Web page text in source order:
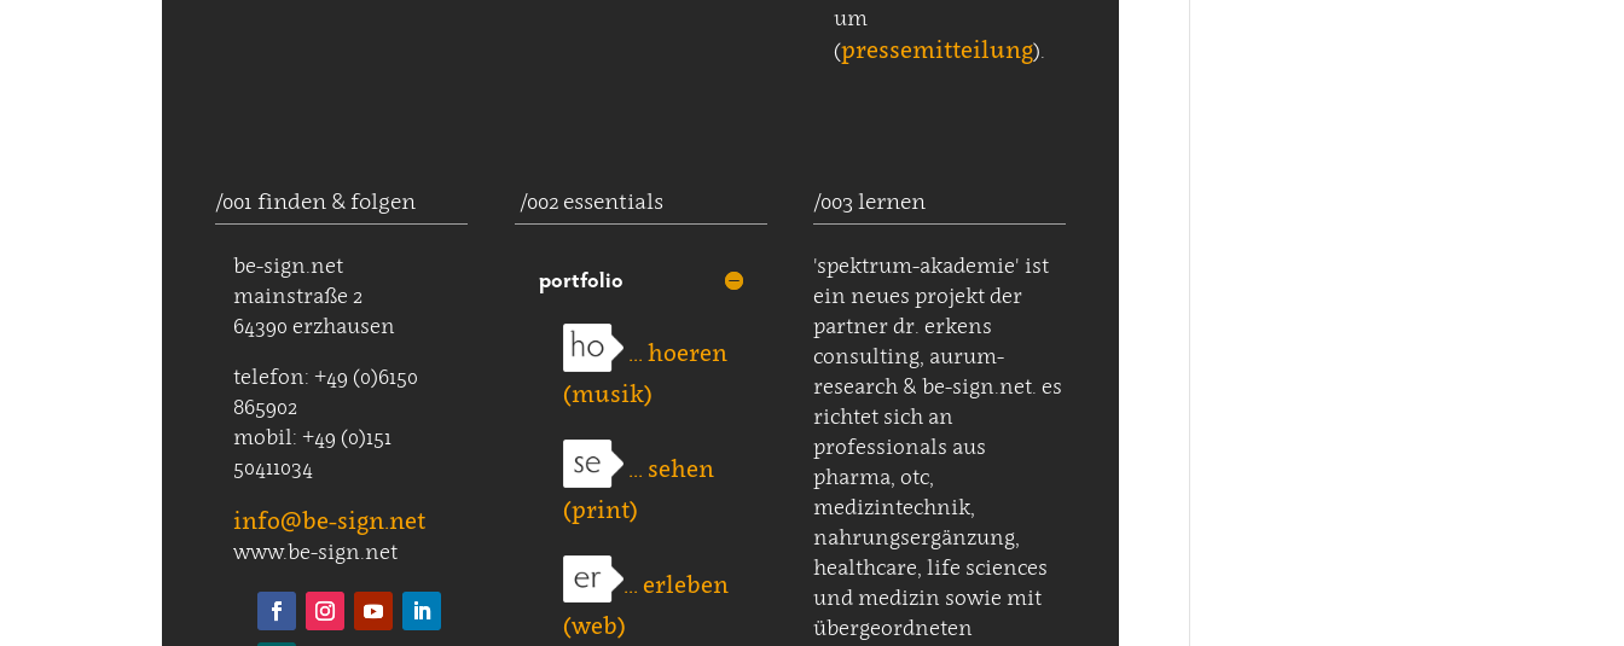
um
(pressemitteilung).
/001 finden & folgen
be-sign.net
mainstraße 2
64390 erzhausen
telefon: +49 (0)6150
865902
mobil: +49 (0)151
50411034
info@be-sign.net
www.be-sign.net
/002 essentials
portfolio
... hoeren
(musik)
... sehen
(print)
... erleben
(web)
/003 lernen
'spektrum-akademie' ist
ein neues projekt der
partner dr. erkens
consulting, aurum-
research & be-sign.net. es
richtet sich an
professionals aus
pharma, otc,
medizintechnik,
nahrungsergänzung,
healthcare, life sciences
und medizin sowie mit
übergeordneten